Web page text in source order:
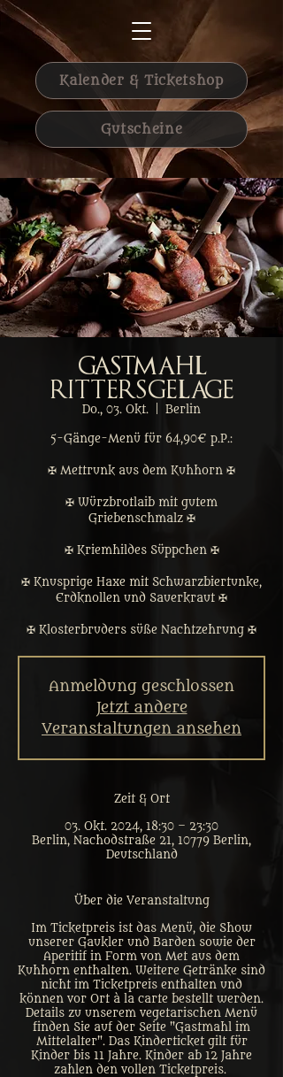
Gutscheine
Kalender & Ticketshop
Gastmahl
Rittersgelage
Do., 03. Okt. Berlin
5-Gänge-Menü für 64,90€ p.P.:
✠ Mettrunk aus dem Kuhhorn ✠
✠ Würzbrotlaib mit gutem
Griebenschmalz ✠
✠ Kriemhildes Süppchen ✠
✠ Knusprige Haxe mit Schwarzbiertunke,
Erdknollen und Sauerkraut ✠
✠ Klosterbruders süße Nachtzehrung ✠
Anmeldung geschlossen
Jetzt andere
Veranstaltungen ansehen
Zeit & Ort
03. Okt. 2024, 18:30 – 23:30
Berlin, Nachodstraße 21, 10779 Berlin,
Deutschland
Über die Veranstaltung
Im Ticketpreis ist das Menü, die Show
unserer Gaukler und Barden sowie der
Aperitif in Form von Met aus dem
Kuhhorn enthalten. Weitere Getränke sind
nicht im Ticketpreis enthalten und
können vor Ort à la carte bestellt werden.
Details zu unserem vegetarischen Menü
finden Sie auf der Seite "Gastmahl im
Mittelalter". Das Kinderticket gilt für
Kinder bis 11 Jahre. Kinder ab 12 Jahre
zahlen den vollen Ticketpreis.